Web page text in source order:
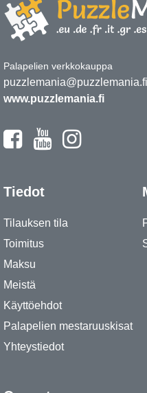
Palapelien verkkokauppa
puzzlemania@puzzlemania.fi
www.puzzlemania.fi
Tiedot
Tilauksen tila
Toimitus
Maksu
Meistä
Käyttöehdot
Palapelien mestaruuskisat
Yhteystiedot